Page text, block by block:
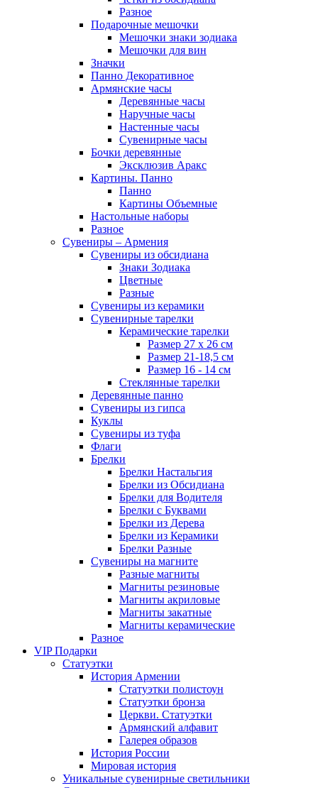
Разное
Подарочные мешочки
Мешочки знаки зодиака
Мешочки для вин
Значки
Панно Декоративное
Армянские часы
Деревянные часы
Наручные часы
Настенные часы
Сувенирные часы
Бочки деревянные
Эксклюзив Аракс
Картины. Панно
Панно
Картины Объемные
Настольные наборы
Разное
Сувениры – Армения
Сувениры из обсидиана
Знаки Зодиака
Цветные
Разные
Сувениры из керамики
Сувенирные тарелки
Керамические тарелки
Размер 27 х 26 см
Размер 21-18,5 см
Размер 16 - 14 см
Стеклянные тарелки
Деревянные панно
Сувениры из гипса
Куклы
Сувениры из туфа
Флаги
Брелки
Брелки Настальгия
Брелки из Обсидиана
Брелки для Водителя
Брелки с Буквами
Брелки из Дерева
Брелки из Керамики
Брелки Разные
Сувениры на магните
Разные магниты
Магниты резиновые
Магниты акриловые
Магниты закатные
Магниты керамические
Разное
VIP Подарки
Статуэтки
История Армении
Статуэтки полистоун
Статуэтки бронза
Церкви. Статуэтки
Армянский алфавит
Галерея образов
История России
Мировая история
Уникальные сувенирные светильники